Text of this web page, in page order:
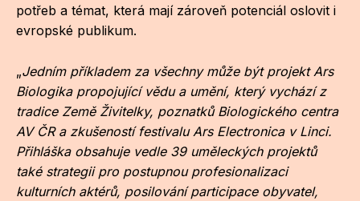
Pro
potřeb a témat, která mají zároveň potenciál oslovit i
evropské publikum.
„Jedním příkladem za všechny může být projekt Ars
Biologika propojující vědu a umění, který vychází z
tradice Země Živitelky, poznatků Biologického centra
AV ČR a zkušeností festivalu Ars Electronica v Linci.
Přihláška obsahuje vedle 39 uměleckých projektů
také strategii pro postupnou profesionalizaci
kulturních aktérů, posilování participace obyvatel,